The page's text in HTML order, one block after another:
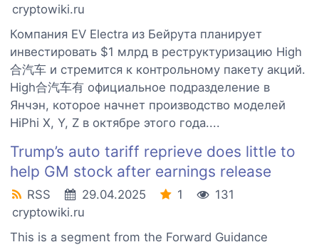
cryptowiki.ru
Компания EV Electra из Бейрута планирует
инвестировать $1 млрд в реструктуризацию High
合汽车 и стремится к контрольному пакету акций.
High合汽车有 официальное подразделение в
Янчэн, которое начнет производство моделей
HiPhi X, Y, Z в октябре этого года....
Trump’s auto tariff reprieve does little to
help GM stock after earnings release
RSS 29.04.2025 1
131
cryptowiki.ru
This is a segment from the Forward Guidance